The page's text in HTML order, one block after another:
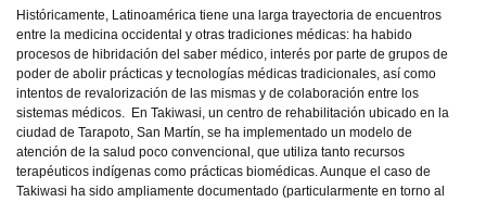
Históricamente, Latinoamérica tiene una larga trayectoria de encuentros
entre la medicina occidental y otras tradiciones médicas: ha habido
procesos de hibridación del saber médico, interés por parte de grupos de
poder de abolir prácticas y tecnologías médicas tradicionales, así como
intentos de revalorización de las mismas y de colaboración entre los
sistemas médicos. En Takiwasi, un centro de rehabilitación ubicado en la
ciudad de Tarapoto, San Martín, se ha implementado un modelo de
atención de la salud poco convencional, que utiliza tanto recursos
terapéuticos indígenas como prácticas biomédicas. Aunque el caso de
Takiwasi ha sido ampliamente documentado (particularmente en torno al